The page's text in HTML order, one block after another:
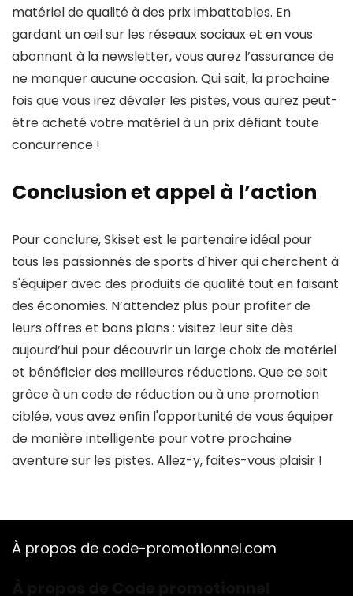
matériel de qualité à des prix imbattables. En
gardant un œil sur les réseaux sociaux et en vous
abonnant à la newsletter, vous aurez l’assurance de
ne manquer aucune occasion. Qui sait, la prochaine
fois que vous irez dévaler les pistes, vous aurez peut-
être acheté votre matériel à un prix défiant toute
concurrence !
Conclusion et appel à l’action
Pour conclure, Skiset est le partenaire idéal pour
tous les passionnés de sports d'hiver qui cherchent à
s'équiper avec des produits de qualité tout en faisant
des économies. N’attendez plus pour profiter de
leurs offres et bons plans : visitez leur site dès
aujourd’hui pour découvrir un large choix de matériel
et bénéficier des meilleures réductions. Que ce soit
grâce à un code de réduction ou à une promotion
ciblée, vous avez enfin l'opportunité de vous équiper
de manière intelligente pour votre prochaine
aventure sur les pistes. Allez-y, faites-vous plaisir !
À propos de code-promotionnel.com